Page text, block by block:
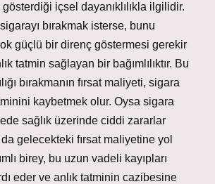
gösterdiği içsel dayanıklılıkla ilgilidir.
bırakmak isterse, bunu
güçlü bir direnç göstermesi gerekir
tatmin sağlayan bir bağımlılıktır. Bu
bırakmanın fırsat maliyeti, sigara
kaybetmek olur. Oysa sigara
sağlık üzerinde ciddi zararlar
gelecekteki fırsat maliyetine yol
birey, bu uzun vadeli kayıpları
eder ve anlık tatminin cazibesine